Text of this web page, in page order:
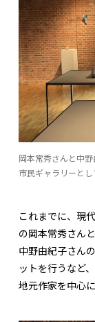
岡本常秀さんと中
市民ギャラリーとし
これまでに、現
の岡本常秀さんと
中野由紀子さん
ットを行うなど、
地元作家を中心